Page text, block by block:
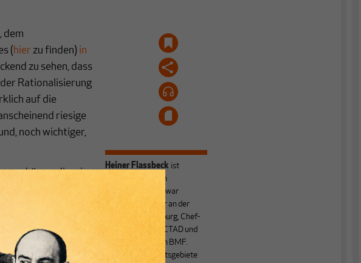
dem
(hier zu finden) in
zu sehen, dass
Rationalisierung
auf die
riesige
noch wichtiger,
die wir
sprechen?
Mainstream
Vertreter
für die
Heiner Flassbeck ist
Mitbegründer von
MAKROSKOP.
Er war
Honorarprofessor an der
Universität Hamburg, Chef-
Volkswirt der UNCTAD und
Staatssekretär im BMF.
Seine Hauptarbeitsgebiete